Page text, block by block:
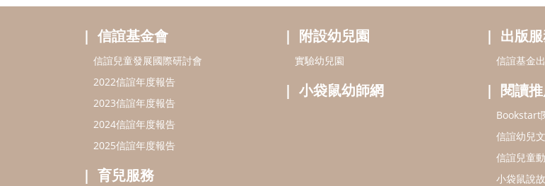
信誼基金會
信誼兒童發展國際研討會
2022信誼年度報告
2023信誼年度報告
2024信誼年度報告
2025信誼年度報告
育兒服務
附設幼兒園
實驗幼兒園
小袋鼠幼師網
出版
信誼基金
閱讀
Bookstart
信誼幼兒
信誼兒童
小袋鼠說